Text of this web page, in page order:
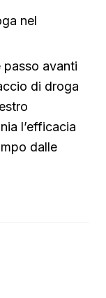
nel
passo avanti
di droga
l’efficacia
dalle